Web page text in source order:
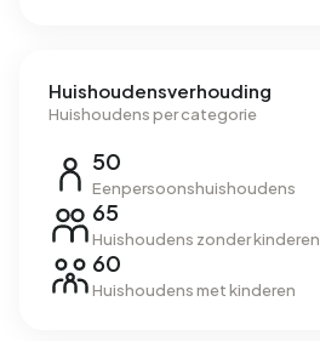
Huishoudensverhouding
Huishoudens per categorie
50
Eenpersoonshuishoudens
65
Huishoudens zonder kinderen
60
Huishoudens met kinderen